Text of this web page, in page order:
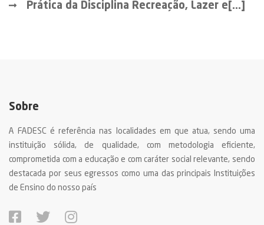
Prática da Disciplina Recreação, Lazer e[...]
Sobre
A FADESC é referência nas localidades em que atua, sendo uma
instituição sólida, de qualidade, com metodologia eficiente,
comprometida com a educação e com caráter social relevante, sendo
destacada por seus egressos como uma das principais Instituições
de Ensino do nosso país